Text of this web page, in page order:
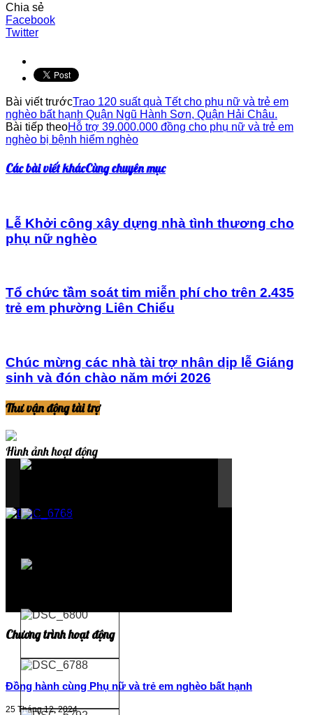
Chia sẻ
Facebook
Twitter
Bài viết trướcTrao 120 suất quà Tết cho phụ nữ và trẻ em
nghèo bất hạnh Quận Ngũ Hành Sơn, Quận Hải Châu.
Bài tiếp theoHỗ trợ 39.000.000 đồng cho phụ nữ và trẻ em
nghèo bị bệnh hiểm nghèo
Các bài viết khácCùng chuyên mục
Lễ Khởi công xây dựng nhà tình thương cho
phụ nữ nghèo
Tổ chức tầm soát tim miễn phí cho trên 2.435
trẻ em phường Liên Chiểu
Chúc mừng các nhà tài trợ nhân dịp lễ Giáng
sinh và đón chào năm mới 2026
Thư vận động tài trợ
Hình ảnh hoạt động
Chương trình hoạt động
Đồng hành cùng Phụ nữ và trẻ em nghèo bất hạnh
25 Tháng 12, 2024